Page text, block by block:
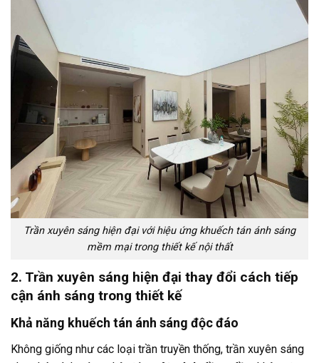
Trần xuyên sáng hiện đại với hiệu ứng khuếch tán ánh sáng
mềm mại trong thiết kế nội thất
2. Trần xuyên sáng hiện đại thay đổi cách tiếp
cận ánh sáng trong thiết kế
Khả năng khuếch tán ánh sáng độc đáo
Không giống như các loại trần truyền thống, trần xuyên sáng